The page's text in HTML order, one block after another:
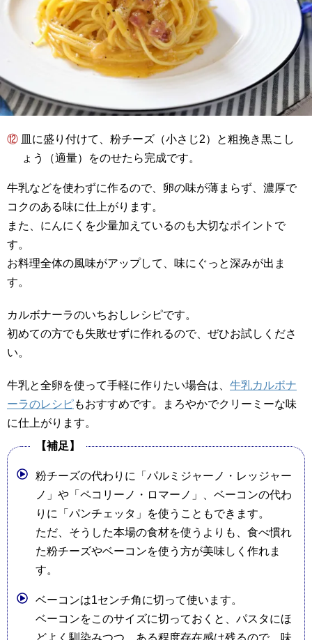
⑫ 皿に盛り付けて、粉チーズ（小さじ2）と粗挽き黒こし
ょう（適量）をのせたら完成です。
牛乳などを使わずに作るので、卵の味が薄まらず、濃厚で
コクのある味に仕上がります。
また、にんにくを少量加えているのも大切なポイントで
す。
お料理全体の風味がアップして、味にぐっと深みが出ま
す。
カルボナーラのいちおしレシピです。
初めての方でも失敗せずに作れるので、ぜひお試しくださ
い。
牛乳と全卵を使って手軽に作りたい場合は、 牛乳カルボナ
ーラのレシピもおすすめです。まろやかでクリーミーな味
に仕上がります。
【補足】
粉チーズの代わりに「パルミジャーノ・レッジャー
ノ」や「ペコリーノ・ロマーノ」、ベーコンの代わ
りに「パンチェッタ」を使うこともできます。
ただ、そうした本場の食材を使うよりも、食べ慣れ
た粉チーズやベーコンを使う方が美味しく作れま
す。
ベーコンは1センチ角に切って使います。
ベーコンをこのサイズに切っておくと、パスタにほ
どよく馴染みつつ、ある程度存在感は残るので、味